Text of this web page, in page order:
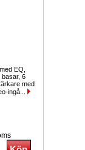
EQ,
basar, 6
med
ingå...